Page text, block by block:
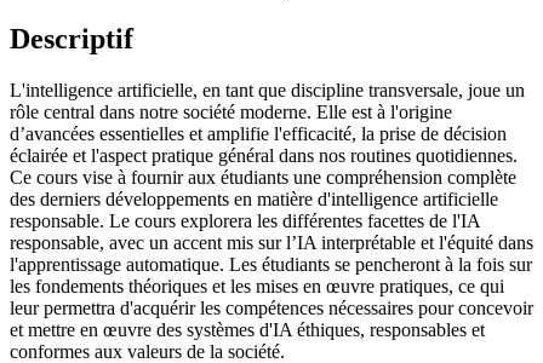
Descriptif
L'intelligence artificielle, en tant que discipline transversale, joue un
rôle central dans notre société moderne. Elle est à l'origine
d’avancées essentielles et amplifie l'efficacité, la prise de décision
éclairée et l'aspect pratique général dans nos routines quotidiennes.
Ce cours vise à fournir aux étudiants une compréhension complète
des derniers développements en matière d'intelligence artificielle
responsable. Le cours explorera les différentes facettes de l'IA
responsable, avec un accent mis sur l’IA interprétable et l'équité dans
l'apprentissage automatique. Les étudiants se pencheront à la fois sur
les fondements théoriques et les mises en œuvre pratiques, ce qui
leur permettra d'acquérir les compétences nécessaires pour concevoir
et mettre en œuvre des systèmes d'IA éthiques, responsables et
conformes aux valeurs de la société.